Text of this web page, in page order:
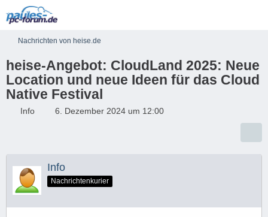
Nachrichten von heise.de
heise-Angebot: CloudLand 2025: Neue
Location und neue Ideen für das Cloud
Native Festival
Info 6. Dezember 2024 um 12:00
Info
Nachrichtenkurier